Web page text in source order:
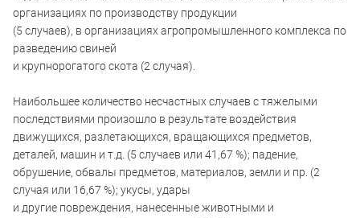
организациях по производству продукции
(5 случаев), в организациях агропромышленного комплекса по
разведению свиней
и крупнорогатого скота (2 случая).
Наибольшее количество несчастных случаев с тяжелыми
последствиями произошло в результате воздействия
движущихся, разлетающихся, вращающихся предметов,
деталей, машин и т.д. (5 случаев или 41,67 %); падение,
обрушение, обвалы предметов, материалов, земли и пр. (2
случая или 16,67 %); укусы, удары
и другие повреждения, нанесенные животными и